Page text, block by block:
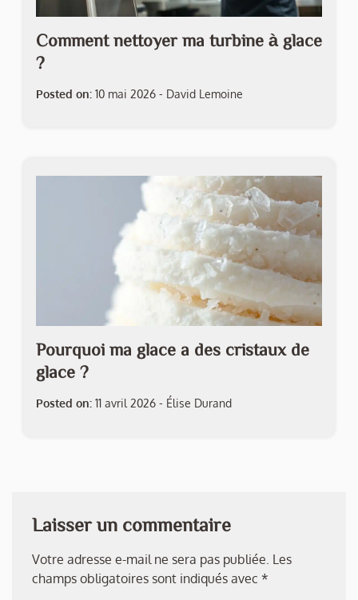
Comment nettoyer ma turbine à glace
?
Posted on: 10 mai 2026 - David Lemoine
Pourquoi ma glace a des cristaux de
glace ?
Posted on: 11 avril 2026 - Élise Durand
Laisser un commentaire
Votre adresse e-mail ne sera pas publiée. Les
champs obligatoires sont indiqués avec *